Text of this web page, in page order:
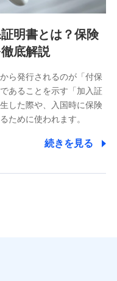
明書とは？保険
底解説
ら発行されるのが「付保
あることを示す「加入証
した際や、入国時に保険
ために使われます。
続きを見る